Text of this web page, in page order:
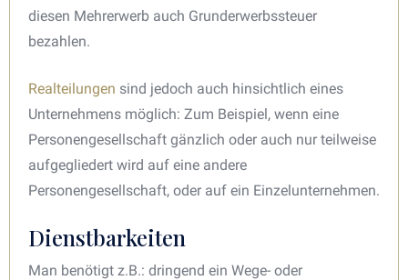
diesen Mehrerwerb auch Grunderwerbssteuer
bezahlen.
Realteilungen sind jedoch auch hinsichtlich eines
Unternehmens möglich: Zum Beispiel, wenn eine
Personengesellschaft gänzlich oder auch nur teilweise
aufgegliedert wird auf eine andere
Personengesellschaft, oder auf ein Einzelunternehmen.
Dienstbarkeiten
Man benötigt z.B.: dringend ein Wege- oder